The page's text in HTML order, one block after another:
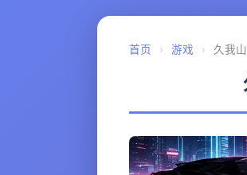
首页 › 游戏 › 久我